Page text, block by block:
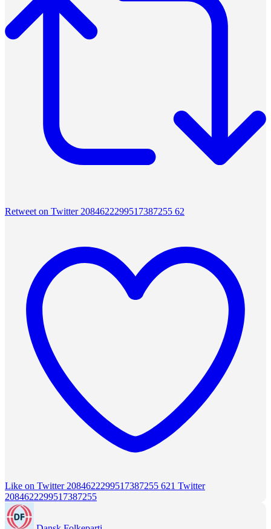
Retweet on Twitter 2084622299517387255 62
Like on Twitter 2084622299517387255 621 Twitter
2084622299517387255